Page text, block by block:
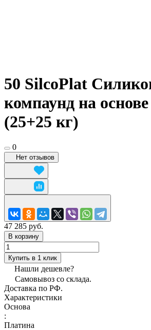
50 SilcoPlat
компаунд на
(25+25 кг)
0
Нет отзывов
47 285 руб.
В корзину
Купить в 1 клик
Нашли дешевле?
Самовывоз со склада.
Доставка по РФ.
Характеристики
Основа
:
Платина